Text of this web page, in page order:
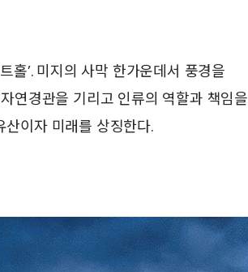
홀’. 미지의 사막 한가운데서 풍경을
연경관을 기리고 인류의 역할과 책임을
이자 미래를 상징한다.